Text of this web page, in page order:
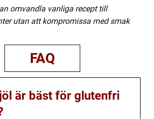
omvandla vanliga recept till
utan att kompromissa med smak
FAQ
är bäst för glutenfri